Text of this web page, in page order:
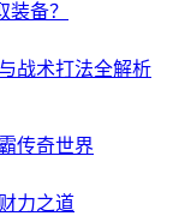
备？
战术打法全解析
传奇世界
力之道